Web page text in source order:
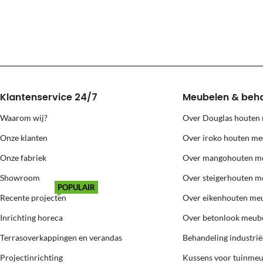
Levering naar eilanden (Texel,
Klantenservice 24/7
Waarom wij?
Onze klanten
Onze fabriek
Showroom
Recente projecten
POPULAIR
Inrichting horeca
Terrasoverkappingen en verandas
Projectinrichting
Meubelen &
Over Douglas houten
Over iroko houten
Over mangohouten
Over steigerhouten
Over eikenhouten
Over betonlook
Behandeling
Kussens voor